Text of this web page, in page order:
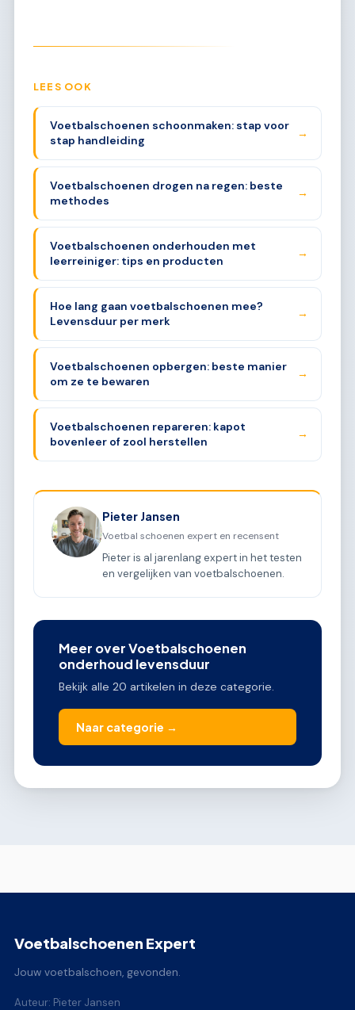
LEES OOK
Voetbalschoenen schoonmaken: stap voor
stap handleiding
→
Voetbalschoenen drogen na regen: beste
methodes
→
Voetbalschoenen onderhouden met
leerreiniger: tips en producten
→
Hoe lang gaan voetbalschoenen mee?
Levensduur per merk
→
Voetbalschoenen opbergen: beste manier
om ze te bewaren
→
Voetbalschoenen repareren: kapot
bovenleer of zool herstellen
→
Pieter Jansen
Voetbal schoenen expert en recensent
Pieter is al jarenlang expert in het testen
en vergelijken van voetbalschoenen.
Meer over Voetbalschoenen
onderhoud levensduur
Bekijk alle 20 artikelen in deze categorie.
Naar categorie →
Voetbalschoenen Expert
Jouw voetbalschoen, gevonden.
Auteur: Pieter Jansen